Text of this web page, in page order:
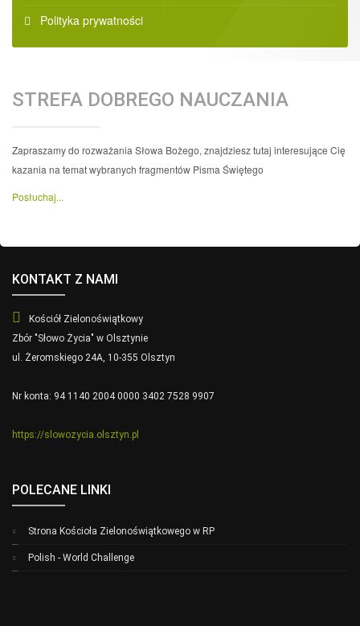
Polityka prywatności
STREFA DOBREGO NAUCZANIA
Zapraszamy do rozważania Słowa Bożego, znajdziesz tutaj interesujące Cię
kazania na temat wybranych fragmentów Pisma Świętego
Posłuchaj...
KONTAKT Z NAMI
Kościół Zielonoświątkowy
Zbór "Słowo Życia" w Olsztynie
ul. Żeromskiego 24A, 10-355 Olsztyn
Nr konta: 94 1140 2004 0000 3402 7528 9907
https://slowozycia.olsztyn.pl
POLECANE LINKI
Strona Kościoła Zielonoświątkowego w RP
Polish - World Challenge